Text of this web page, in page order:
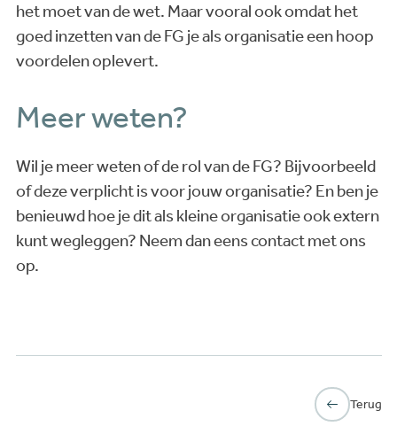
het moet van de wet. Maar vooral ook omdat het
goed inzetten van de FG je als organisatie een hoop
voordelen oplevert.
Meer weten?
Wil je meer weten of de rol van de FG? Bijvoorbeeld
of deze verplicht is voor jouw organisatie? En ben je
benieuwd hoe je dit als kleine organisatie ook extern
kunt wegleggen? Neem dan eens contact met ons
op.
Terug